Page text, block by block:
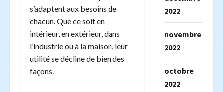
s’adaptent aux besoins de
chacun. Que ce soit en
intérieur, en extérieur, dans
l’industrie ou à la maison, leur
utilité se décline de bien des
façons.
2022
novembre
2022
octobre
2022